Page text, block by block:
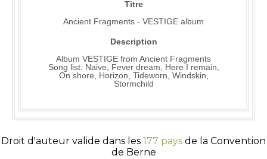
Titre
Ancient Fragments - VESTIGE album
Description
Album VESTIGE from Ancient Fragments
Song list: Naive, Fever dream, Here I remain,
On shore, Horizon, Tideworn, Windskin,
Stormchild
Droit d'auteur valide dans les 177 pays de la Convention
de Berne